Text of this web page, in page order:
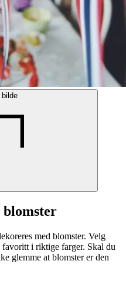
blomster
med blomster. Velg
i riktige farger. Skal du
glemme at blomster er den